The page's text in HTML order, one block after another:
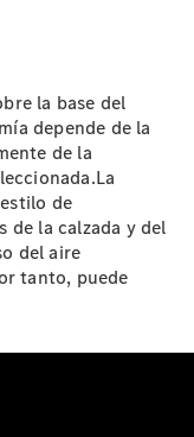
la base del
depende de la
de la
de
de la calzada y del
del aire
tanto, puede